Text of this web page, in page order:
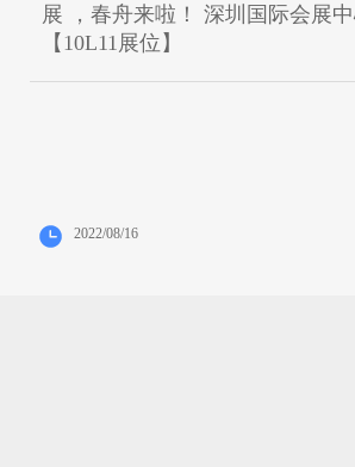
展 ，春舟来啦！ 深圳国际会展
【10L11展位】
2022/08/16